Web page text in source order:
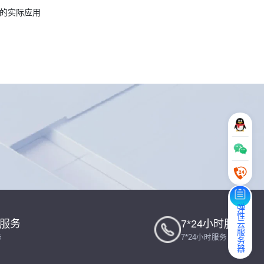
实际应用
弹性云服务器
务 7*24小时服务
7*24小时服务